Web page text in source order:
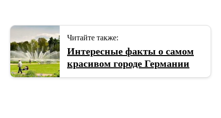
Читайте также:
Интересные факты о самом
красивом городе Германии